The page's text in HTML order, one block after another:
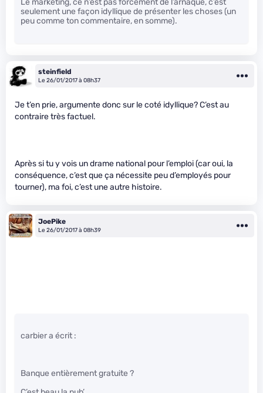
seulement une façon idyllique de présenter les choses (un
peu comme ton commentaire, en somme).
steinfield
Le 26/01/2017 à 08h37
Je t’en prie, argumente donc sur le coté idyllique? C’est au
contraire très factuel.
Après si tu y vois un drame national pour l’emploi (car oui, la
conséquence, c’est que ça nécessite peu d’employés pour
tourner), ma foi, c’est une autre histoire.
JoePike
Le 26/01/2017 à 08h39
carbier a écrit :
Banque entièrement gratuite ?